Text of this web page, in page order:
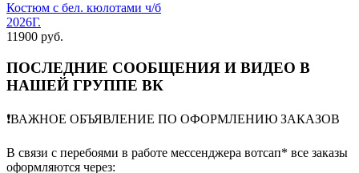
Костюм с бел. кюлотами ч/б
2026Г.
11900 руб.
ПОСЛЕДНИЕ СООБЩЕНИЯ И ВИДЕО В
НАШЕЙ ГРУППЕ ВК
❗️ВАЖНОЕ ОБЪЯВЛЕНИЕ ПО ОФОРМЛЕНИЮ ЗАКАЗОВ
В связи с перебоями в работе мессенджера вотсап* все заказы
оформляются через: